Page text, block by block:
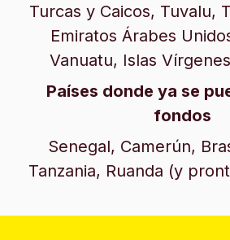
Turcas y Caicos, Tuvalu,
Emiratos Árabes
Vanuatu, Islas
Países donde ya se
fondos
Senegal, Camerún,
Tanzania, Ruanda (y